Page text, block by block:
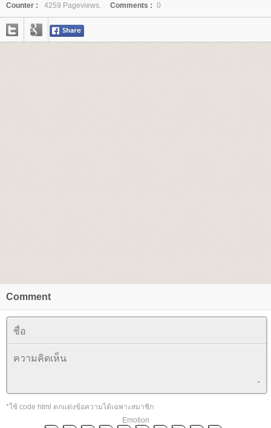
Counter :
4259 Pageviews. Comments : 0
Comment
*ใช้ code html ตกแต่งข้อความได้เฉพาะสมาชิก
Emotion